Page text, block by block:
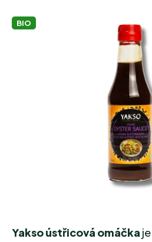
Yakso ústřicová omáčka je
jeBIO